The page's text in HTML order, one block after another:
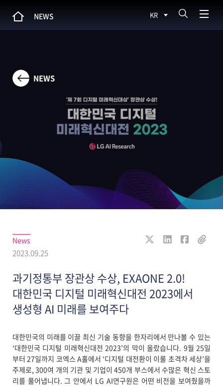
NEWS KR
NEWS
News
2023.09.25
과기정통부 장관상 수상, EXAONE 2.0!
대한민국 디지털 미래혁신대전 2023에서
생성형 AI 미래를 보여주다
대한민국의 미래를 이끌 최신 기술 동향을 한자리에서 만나볼 수 있는
‘대한민국 디지털 미래혁신대전 2023’의 막이 올랐습니다. 9월 25일
부터 27일까지 코엑스 A홀에서 ‘디지털 대전환이 이룰 초격차 세상’을
주제로, 300여 개의 기관 및 기업이 450개 부스에서 수많은 혁신 스토
리를 풀어냅니다. 그 안에서 LG AI연구원은 어떤 비전을 보여줬을까